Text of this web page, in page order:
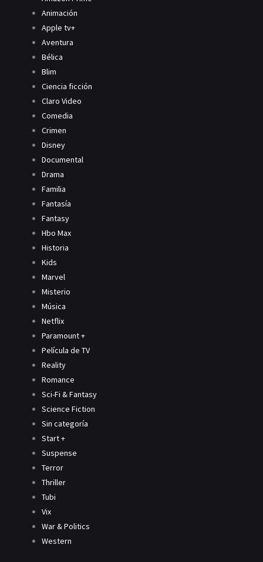
Animación
Apple tv+
Aventura
Bélica
Blim
Ciencia ficción
Claro Video
Comedia
Crimen
Disney
Documental
Drama
Familia
Fantasía
Fantasy
Hbo Max
Historia
Kids
Marvel
Misterio
Música
Netflix
Paramount +
Película de TV
Reality
Romance
Sci-Fi & Fantasy
Science Fiction
Sin categoría
Start +
Suspense
Terror
Thriller
Tubi
Vix
War & Politics
Western